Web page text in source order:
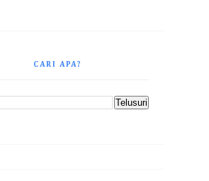
CARI APA?